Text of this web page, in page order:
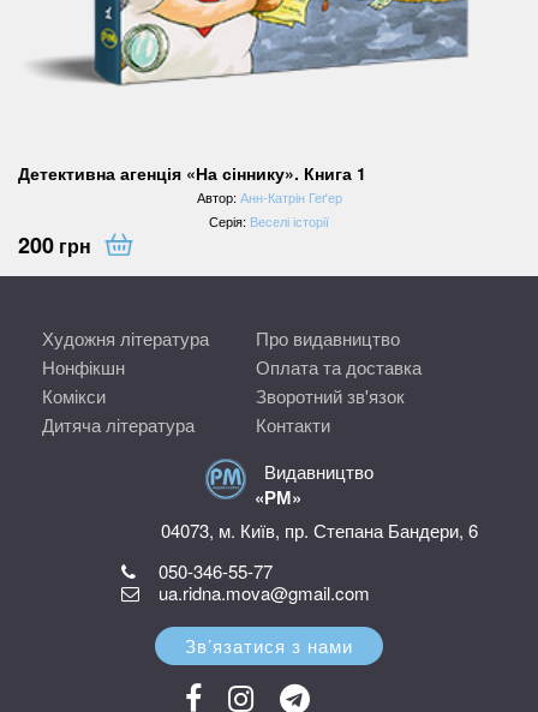
Детективна агенція «На сіннику». Книга 1
Автор:Анн-Катрін Геґер
Серія: Веселі історії
200 грн
Художня література
Нонфікшн
Комікси
Дитяча література
Про видавництво
Оплата та доставка
Зворотний зв'язок
Контакти
Видавництво
«РМ»
04073, м. Київ, пр. Степана Бандери, 6
050-346-55-77
ua.ridna.mova@gmail.com
Зв’язатися з нами